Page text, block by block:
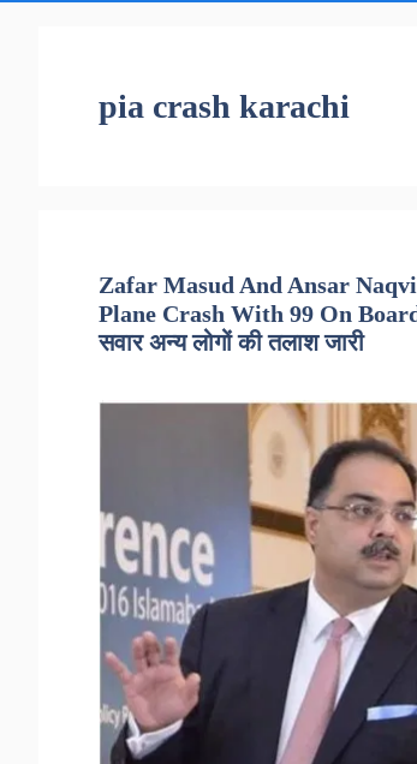
pia crash karachi
Zafar Masud And Ansar
Plane Crash With 99 On Board –
सवार अन्य लोगों की तलाश जारी